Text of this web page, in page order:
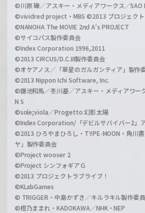
©川原 礫／アスキー・メディアワークス／
©vividred project・MBS ©2013 プロジェクト
©NANOHA The MOVIE 2nd A's PROJECT
©サイコパス製作委員会
©Index Corporation 1996,2011
©2013 CIRCUS/D.C.III製作委員会
©オケアノス／「翠星のガルガンティア」製作
©2013 Nippon Ichi Software, Inc.
©鎌池和馬／冬川基／アスキー・メディアワー
N S
©sole;viola／Progetto 幻影太陽
©Index Corporation/「デビルサバイバー2」
©2013 ひろやまひろし・TYPE-MOON・角川
ヤ」製作委員会
©Project wooser 2
©Project シンフォギアＧ
©2013 プロジェクトラブライブ！
©KLabGames
© TRIGGER・中島かずき／キルラキル製作委
©橙乃ままれ・KADOKAWA／NHK・NEP